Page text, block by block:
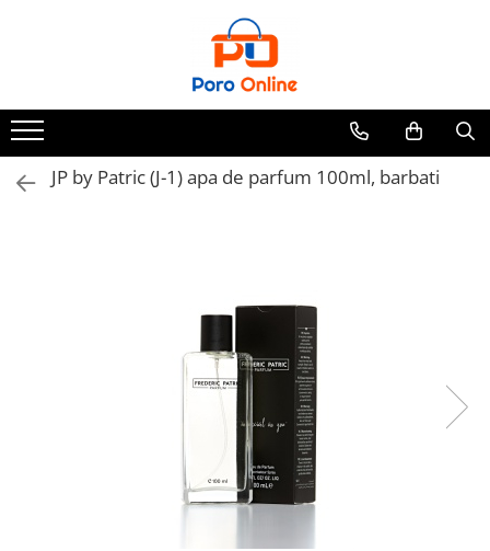
Clone
Parfum Barbati
Parfum Femei
JP by Patric (J-1) apa de parfum 100ml, barbati